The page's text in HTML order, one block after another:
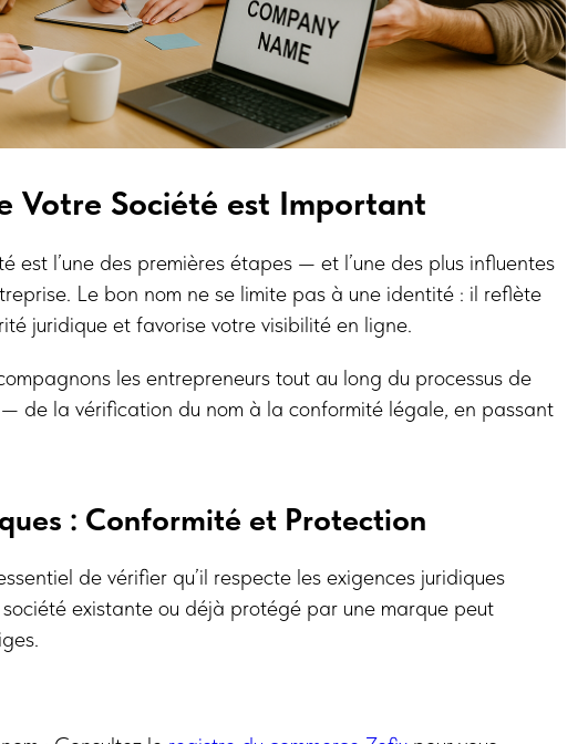
Votre Société est Important
est l’une des premières étapes — et l’une des plus influentes
Le bon nom ne se limite pas à une identité : il reflète
juridique et favorise votre visibilité en ligne.
les entrepreneurs tout au long du processus de
— de la vérification du nom à la conformité légale, en passant
: Conformité et Protection
de vérifier qu’il respecte les exigences juridiques
existante ou déjà protégé par une marque peut